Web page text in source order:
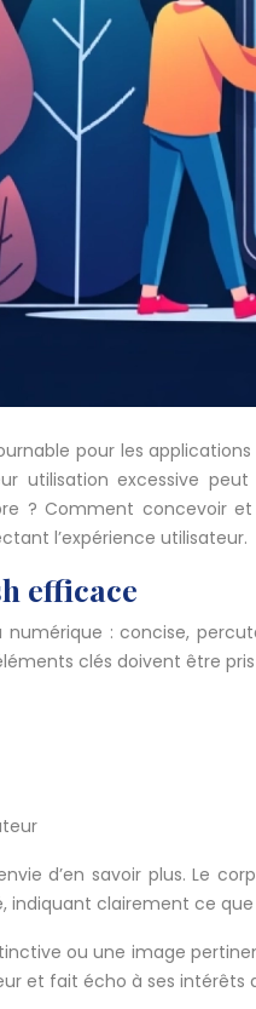
pour les
utilisation excessive
? Comment concevoir
l’expérience utilisateur.
efficace
: concise,
clés doivent être
d’en savoir plus. Le
indiquant clairement ce
ou une image
et fait écho à ses